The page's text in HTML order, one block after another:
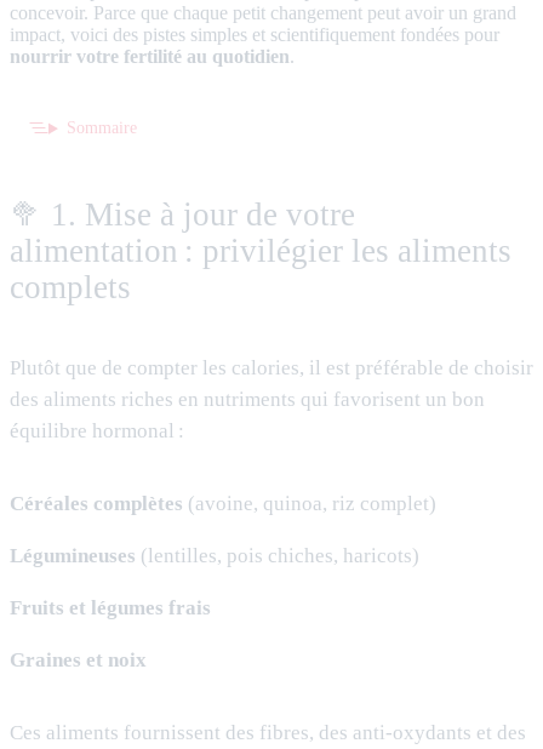
concevoir. Parce que chaque petit changement peut avoir un grand
impact, voici des pistes simples et scientifiquement fondées pour
nourrir votre fertilité au quotidien.
Sommaire
🥦 1. Mise à jour de votre
alimentation : privilégier les aliments
complets
Plutôt que de compter les calories, il est préférable de choisir
des aliments riches en nutriments qui favorisent un bon
équilibre hormonal :
Céréales complètes (avoine, quinoa, riz complet)
Légumineuses (lentilles, pois chiches, haricots)
Fruits et légumes frais
Graines et noix
Ces aliments fournissent des fibres, des anti-oxydants et des